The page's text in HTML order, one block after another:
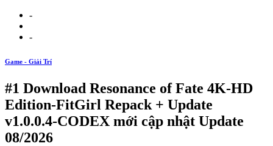
-
-
Game - Giải Trí
#1 Download Resonance of Fate 4K-HD
Edition-FitGirl Repack + Update
v1.0.0.4-CODEX mới cập nhật Update
08/2026